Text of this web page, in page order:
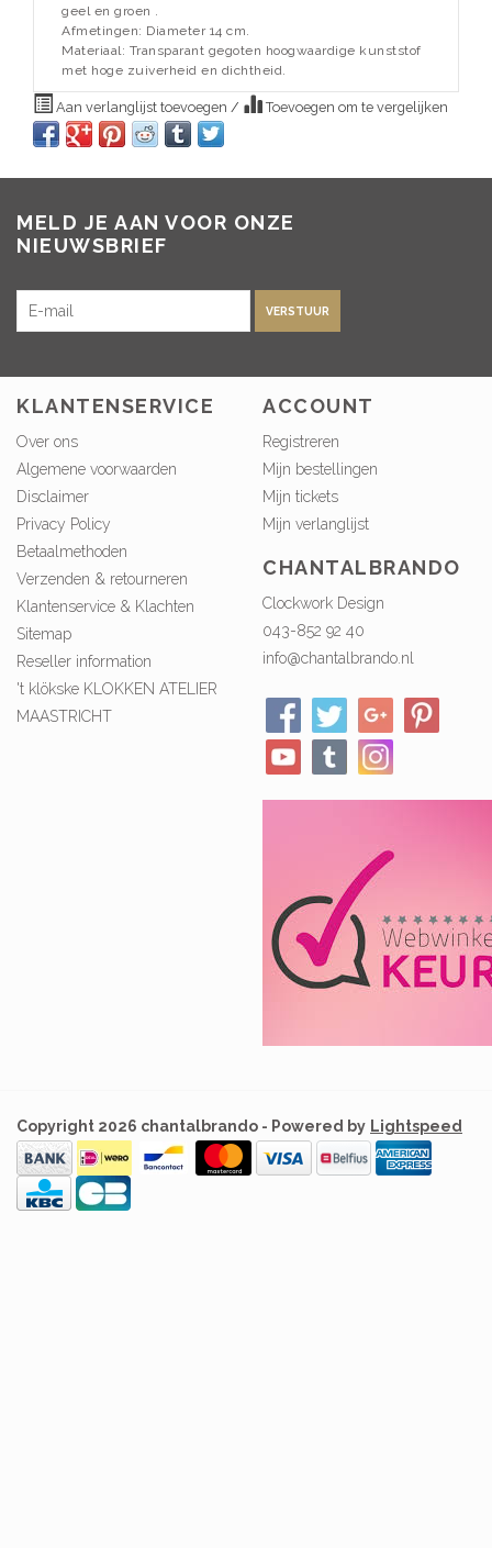
geel en groen .
Afmetingen: Diameter 14 cm.
Materiaal: Transparant gegoten hoogwaardige kunststof
met hoge zuiverheid en dichtheid.
Aan verlanglijst toevoegen / Toevoegen om te vergelijken
MELD JE AAN VOOR ONZE
NIEUWSBRIEF
VERSTUUR
KLANTENSERVICE
Over ons
Algemene voorwaarden
Disclaimer
Privacy Policy
Betaalmethoden
Verzenden & retourneren
Klantenservice & Klachten
Sitemap
Reseller information
't klökske KLOKKEN ATELIER
MAASTRICHT
ACCOUNT
Registreren
Mijn bestellingen
Mijn tickets
Mijn verlanglijst
CHANTALBRANDO
Clockwork Design
043-852 92 40
info@chantalbrando.nl
Copyright 2026 chantalbrando - Powered by Lightspeed